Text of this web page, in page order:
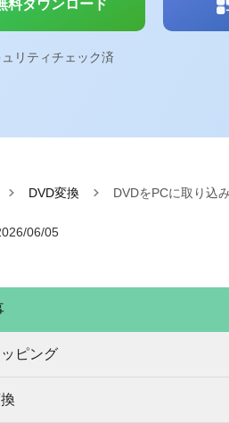
料ダウンロード
リティチェック済
DVD変換 DVDをPCに取り込
06/05
ピング